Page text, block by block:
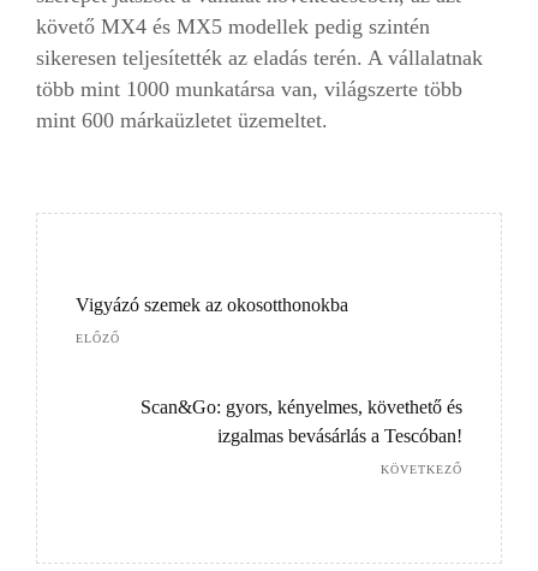
követő MX4 és MX5 modellek pedig szintén
sikeresen teljesítették az eladás terén. A vállalatnak
több mint 1000 munkatársa van, világszerte több
mint 600 márkaüzletet üzemeltet.
Vigyázó szemek az okosotthonokba
ELŐZŐ
Scan&Go: gyors, kényelmes, követhető és
izgalmas bevásárlás a Tescóban!
KÖVETKEZŐ